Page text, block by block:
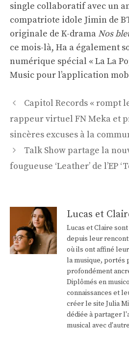
single collaboratif avec un
compatriote idole Jimin de
originale de K-dramaNos
ce mois-là, Ha a également
numérique spécial « La La
Music pour l’application
Navigation
des
articles
Capitol Records « rompt
rappeur virtuel FN Meka et
sincères excuses à la
Talk Show partage la
fougueuse ‘Leather’ de l’EP
Lucas et
Lucas et Claire
depuis leur
où ils ont affiné
la musique, portés
profondément
Diplômés en
connaissances et
créer le site Julia
dédiée à partager
musical avec